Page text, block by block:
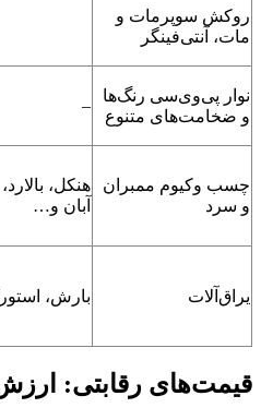
روکش سوپرمات و
مات، آنتی‌فینگر
نوار پی‌وی‌سی رنگ‌ها
و ضخامت‌های متنوع
–
چسب وکیوم ممبران
و سرد
هنکل،
آبان و…
یراق‌آلات بارش،
قیمت‌های رقابتی: ارزش